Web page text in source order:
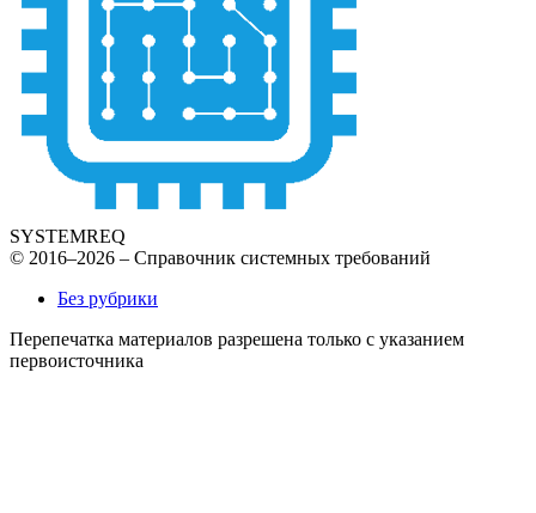
SYSTEMREQ
© 2016–2026 – Справочник системных требований
Без рубрики
Перепечатка материалов разрешена только с указанием
первоисточника